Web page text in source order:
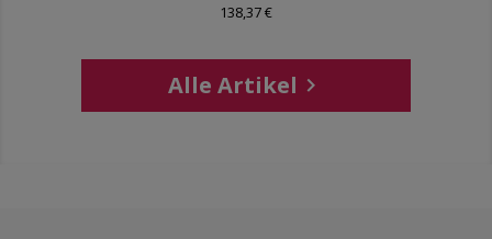
138,37 €
Alle Artikel 